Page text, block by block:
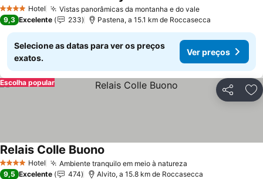
4 EstrelasHotel Vistas panorâmicas da montanha e do valeVer preços
9,3 Excelente 233 Pastena, a 15.1 km de Roccasecca
Selecione as datas para ver os preços
exatos.
Ver preços
Partilhar
Escolha popular
4 EstrelasHotel Ambiente tranquilo em meio à natureza
Relais Colle Buono
9,5 Excelente 474 Alvito, a 15.8 km de Roccasecca